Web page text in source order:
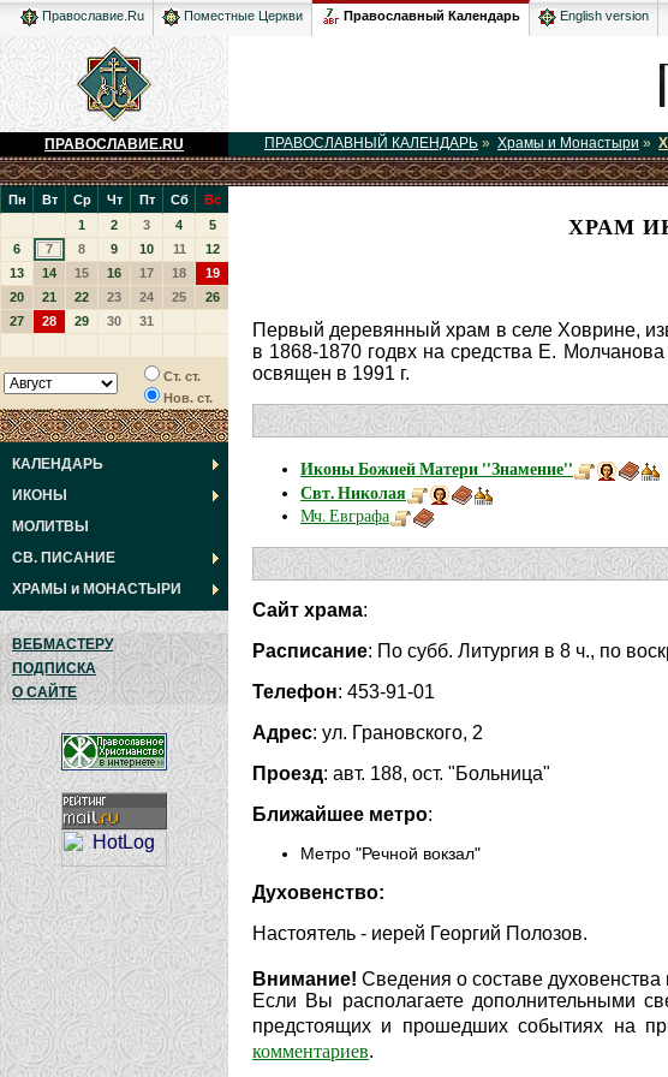
Православие.Ru Поместные Церкви Православный Календарь English version
ПРАВОСЛАВИЕ.RU ПРАВОСЛАВНЫЙ КАЛЕНДАРЬ » Храмы и Монастыри »
Пн Вт Ср Чт Пт Сб
Вс
1
2 3 4
5
6
7 8 9 10 11
12
13
14 15 16 17 18
19
20
21 22 23 24 25
26
27
28 29 30 31
Ст. ст.
Нов. ст.
КАЛЕНДАРЬ
ИКОНЫ
МОЛИТВЫ
СВ. ПИСАНИЕ
ХРАМЫ и МОНАСТЫРИ
ВЕБМАСТЕРУ
ПОДПИСКА
О САЙТЕ
ХРАМ
Первый деревянный храм в селе Ховрине,
в 1868-1870 годвх на средства Е.
освящен в 1991 г.
Иконы Божией Матери ''Знамение''
Свт. Николая
Мч. Евграфа
Сайт храма:
Расписание: По субб. Литургия в 8 ч., по
Телефон: 453-91-01
Адрес: ул. Грановского, 2
Проезд: авт. 188, ост. "Больница"
Ближайшее метро:
Метро "Речной вокзал"
Духовенство:
Настоятель - иерей Георгий Полозов.
Внимание! Сведения о составе
Если Вы располагаете дополнительными
предстоящих и прошедших событиях на
комментариев.